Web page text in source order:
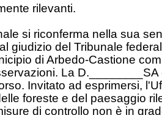
rilevanti.
si riconferma nella sua
giudizio del Tribunale
di Arbedo-Castione
La
Invitato ad esprimersi,
foreste e del paesaggio
di controllo non è in